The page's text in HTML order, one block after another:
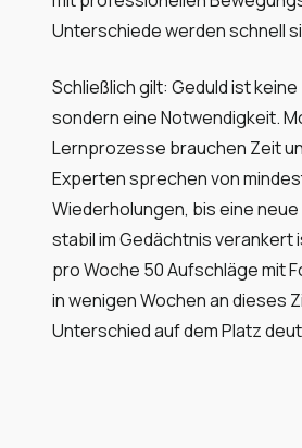
Unterschiede werden schnell
Schließlich gilt: Geduld ist keine
sondern eine Notwendigkeit.
Lernprozesse brauchen Zeit
Experten sprechen von
Wiederholungen, bis eine
stabil im Gedächtnis verankert
pro Woche 50 Aufschläge mit
in wenigen Wochen an dieses
Unterschied auf dem Platz